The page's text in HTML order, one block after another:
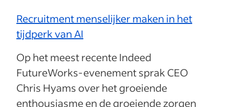
Recruitment menselijker maken in het
tijdperk van AI
Op het meest recente Indeed
FutureWorks-evenement sprak CEO
Chris Hyams over het groeiende
enthousiasme en de groeiende zorgen